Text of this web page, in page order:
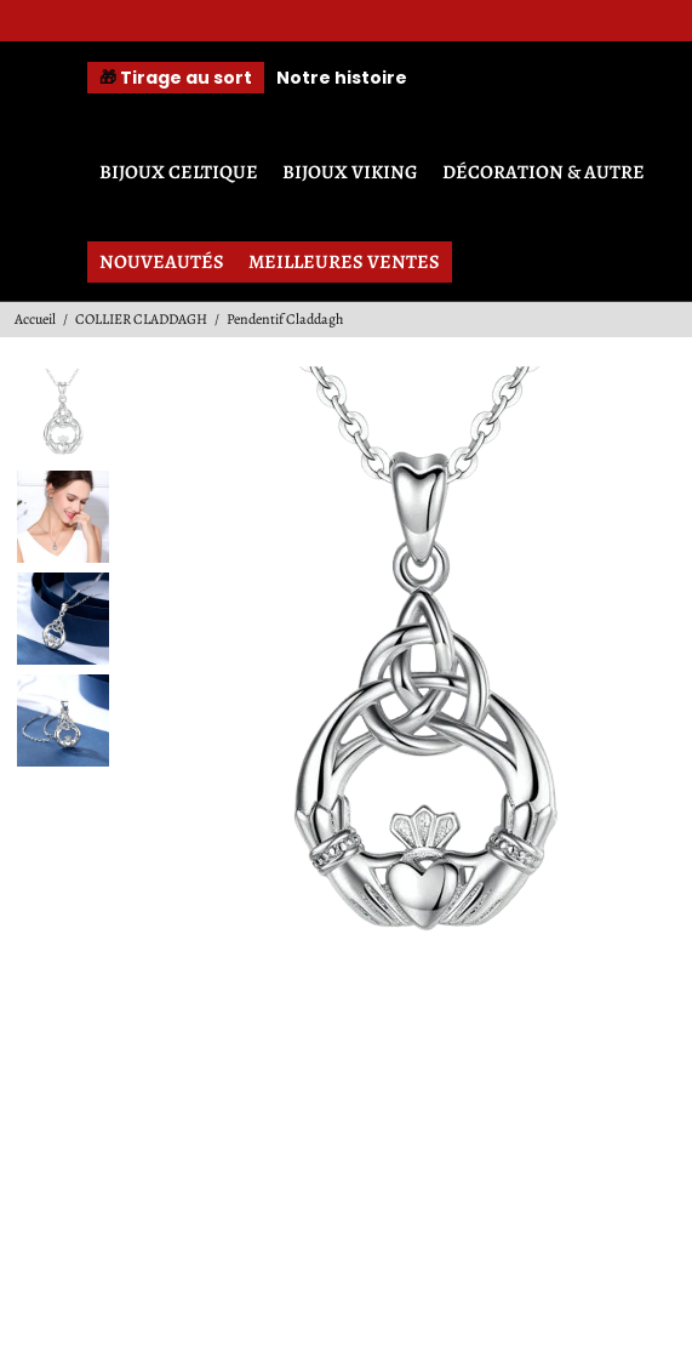
🎁 Tirage au sort Notre histoire
BIJOUX CELTIQUE BIJOUX VIKING DÉCORATION & AUTRE
NOUVEAUTÉS MEILLEURES VENTES
Accueil / COLLIER CLADDAGH / Pendentif Claddagh